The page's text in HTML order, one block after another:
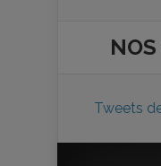
NOS
Tweets